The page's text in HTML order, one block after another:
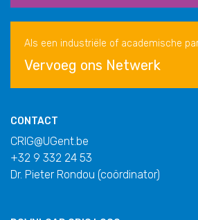
Als een industriële of academische
Vervoeg ons Netwerk
CONTACT
CRIG@UGent.be
+32 9 332 24 53
Dr. Pieter Rondou (coördinator)